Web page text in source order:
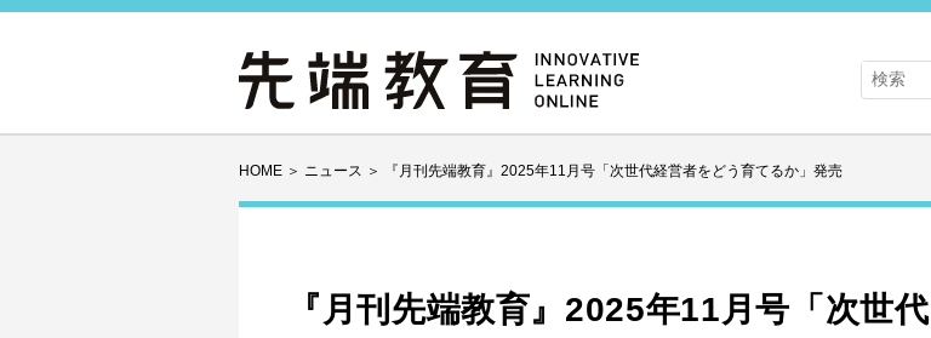
HOME ＞ ニュース ＞ 『月刊先端教育』2025年11月号「次世代経営者をどう育てるか」発売
『月刊先端教育』2025年11月号「次世代